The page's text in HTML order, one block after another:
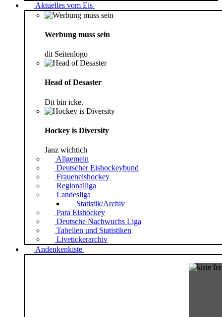
Aktuelles vom Eis
Werbung muss sein
dit Seitenlogo
Head of Desaster
Dit bin icke.
Hockey is Diversity
Janz wichtich
Allgemein
Deutscher Eishockeybund
Fraueneishockey
Regionalliga
Landesliga
Statistik/Archiv
Para Eishockey
Deutsche Nachwuchs Liga
Tabellen und Statistiken
Livetickerarchiv
Andenkenkiste